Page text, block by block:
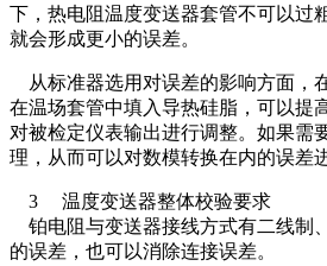
下，热电阻温度变送器套管不可以过
就会形成更小的误差。
从标准器选用对误差的影响方面，
在温场套管中填入导热硅脂，可以提
对被检定仪表输出进行调整。如果需
理，从而可以对数模转换在内的误差
3 温度变送器整体校验要求
铂电阻与变送器接线方式有二线制
的误差，也可以消除连接误差。